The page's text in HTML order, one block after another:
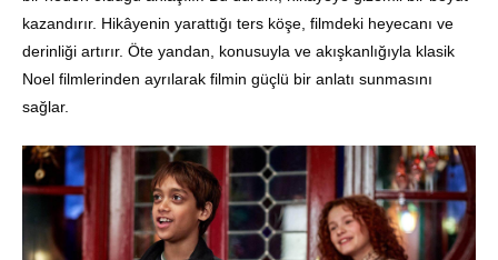
kazandırır. Hikâyenin yarattığı ters köşe, filmdeki heyecanı ve
derinliği artırır. Öte yandan, konusuyla ve akışkanlığıyla klasik
Noel filmlerinden ayrılarak filmin güçlü bir anlatı sunmasını
sağlar.